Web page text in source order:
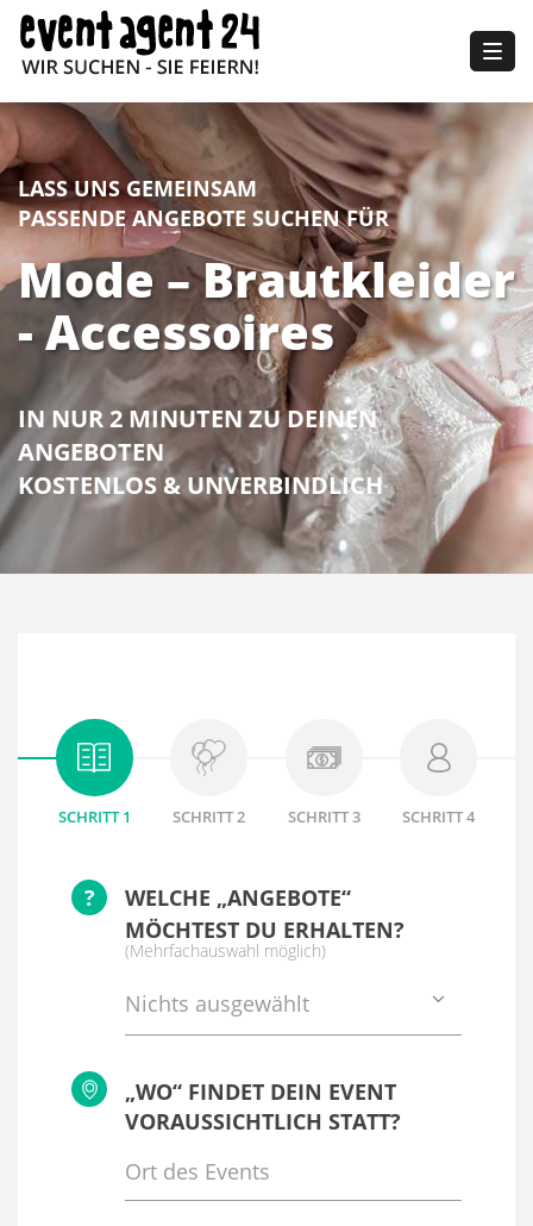
LASS UNS GEMEINSAM
PASSENDE ANGEBOTE SUCHEN FÜR
Mode – Brautkleider
- Accessoires
IN NUR 2 MINUTEN ZU DEINEN
ANGEBOTEN
KOSTENLOS & UNVERBINDLICH
SCHRITT 1 SCHRITT 2 SCHRITT 3 SCHRITT 4
?
WELCHE „ANGEBOTE“
MÖCHTEST DU ERHALTEN?
(Mehrfachauswahl möglich)
Nichts ausgewählt
„WO“ FINDET DEIN EVENT
VORAUSSICHTLICH STATT?